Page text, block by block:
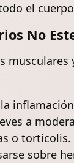
el
No
a
o tortícolis.
sobre